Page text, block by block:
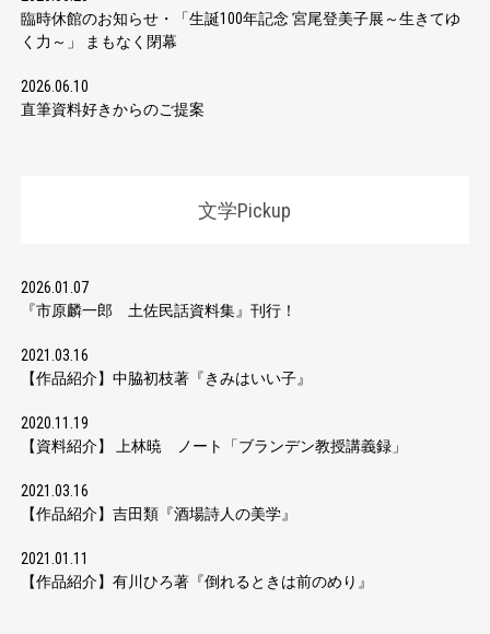
臨時休館のお知らせ・「生誕100年記念 宮尾登美子展～生きてゆ
く力～」 まもなく閉幕
2026.06.10
直筆資料好きからのご提案
文学Pickup
2026.01.07
『市原麟一郎 土佐民話資料集』刊行！
2021.03.16
【作品紹介】中脇初枝著『きみはいい子』
2020.11.19
【資料紹介】 上林暁 ノート「ブランデン教授講義録」
2021.03.16
【作品紹介】吉田類『酒場詩人の美学』
2021.01.11
【作品紹介】有川ひろ著『倒れるときは前のめり』